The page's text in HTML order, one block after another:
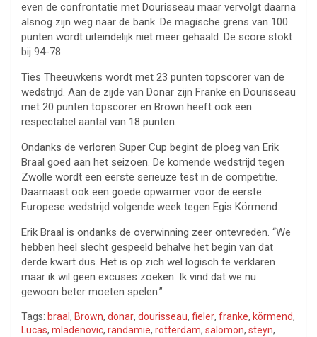
even de confrontatie met Dourisseau maar vervolgt daarna
alsnog zijn weg naar de bank. De magische grens van 100
punten wordt uiteindelijk niet meer gehaald. De score stokt
bij 94-78.
Ties Theeuwkens wordt met 23 punten topscorer van de
wedstrijd. Aan de zijde van Donar zijn Franke en Dourisseau
met 20 punten topscorer en Brown heeft ook een
respectabel aantal van 18 punten.
Ondanks de verloren Super Cup begint de ploeg van Erik
Braal goed aan het seizoen. De komende wedstrijd tegen
Zwolle wordt een eerste serieuze test in de competitie.
Daarnaast ook een goede opwarmer voor de eerste
Europese wedstrijd volgende week tegen Egis Körmend.
Erik Braal is ondanks de overwinning zeer ontevreden. “We
hebben heel slecht gespeeld behalve het begin van dat
derde kwart dus. Het is op zich wel logisch te verklaren
maar ik wil geen excuses zoeken. Ik vind dat we nu
gewoon beter moeten spelen.”
Tags: braal, Brown, donar, dourisseau, fieler, franke, körmend,
Lucas, mladenovic, randamie, rotterdam, salomon, steyn,